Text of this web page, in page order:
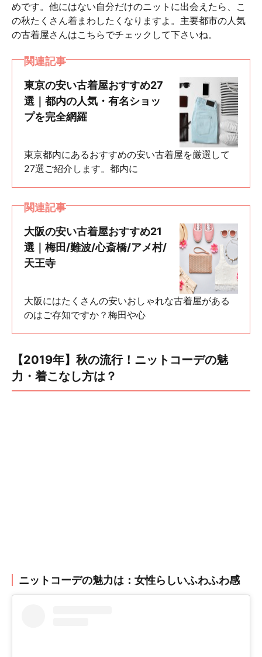
めです。他にはない自分だけのニットに出会えたら、こ
の秋たくさん着まわしたくなりますよ。主要都市の人気
の古着屋さんはこちらでチェックして下さいね。
関連記事
東京の安い古着屋おすすめ27
選｜都内の人気・有名ショッ
プを完全網羅
東京都内にあるおすすめの安い古着屋を厳選して
27選ご紹介します。都内に
関連記事
大阪の安い古着屋おすすめ21
選｜梅田/難波/心斎橋/アメ村/
天王寺
大阪にはたくさんの安いおしゃれな古着屋がある
のはご存知ですか？梅田や心
【2019年】秋の流行！ニットコーデの魅
力・着こなし方は？
ニットコーデの魅力は：女性らしいふわふわ感